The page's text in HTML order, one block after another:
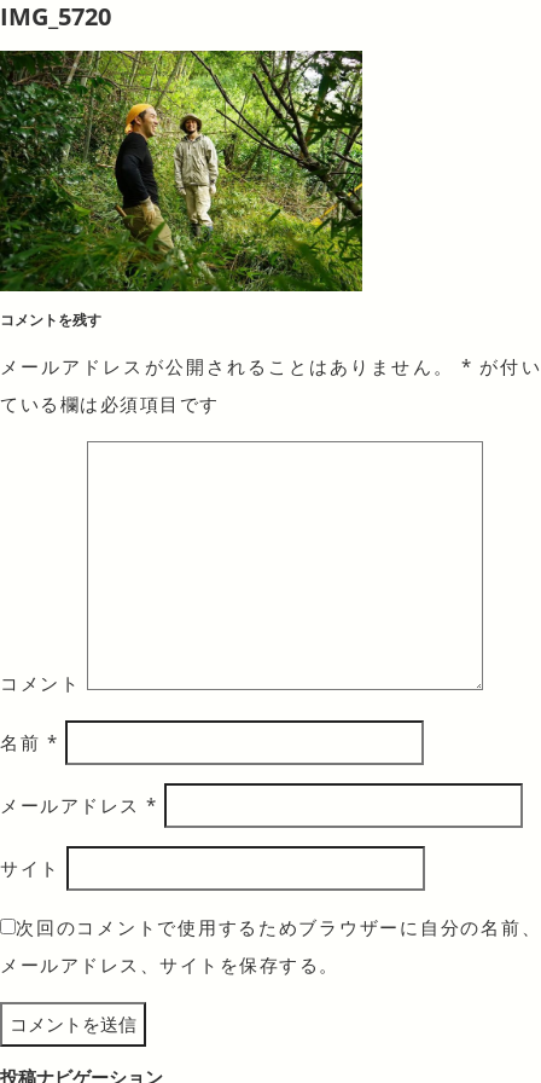
IMG_5720
コメントを残す
メールアドレスが公開されることはありません。 * が付い
ている欄は必須項目です
コメント
名前 *
メールアドレス *
サイト
次回のコメントで使用するためブラウザーに自分の名前、
メールアドレス、サイトを保存する。
投稿ナビゲーション